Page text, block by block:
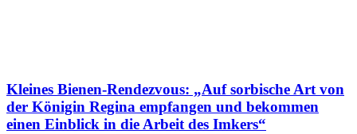
Kleines Bienen-Rendezvous: „Auf sorbische Art von
der Königin Regina empfangen und bekommen
einen Einblick in die Arbeit des Imkers“